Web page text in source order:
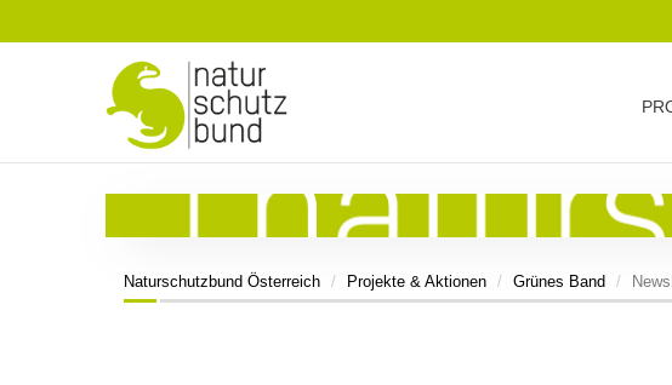
Naturschutzbund Österreich Projekte & Aktionen Grünes Band